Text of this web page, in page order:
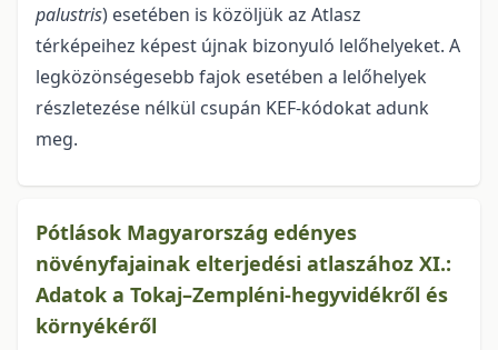
palustris) esetében is közöljük az Atlasz
térképeihez képest újnak bizonyuló lelőhelyeket. A
legközönségesebb fajok esetében a lelőhelyek
részletezése nélkül csupán KEF-kódokat adunk
meg.
Pótlások Magyarország edényes
növényfajainak elterjedési atlaszához XI.:
Adatok a Tokaj–Zempléni-hegyvidékről és
környékéről